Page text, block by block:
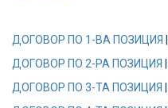
ДОГОВОР ПО 1-ВА ПОЗИЦИЯ
ДОГОВОР ПО 2-РА ПОЗИЦИЯ
ДОГОВОР ПО 3-ТА ПОЗИЦИЯ